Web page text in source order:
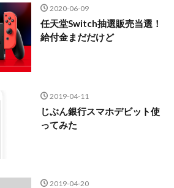
2020-06-09
任天堂Switch抽選販売当選！
給付金まだだけど
2019-04-11
じぶん銀行スマホデビット使
ってみた
2019-04-20